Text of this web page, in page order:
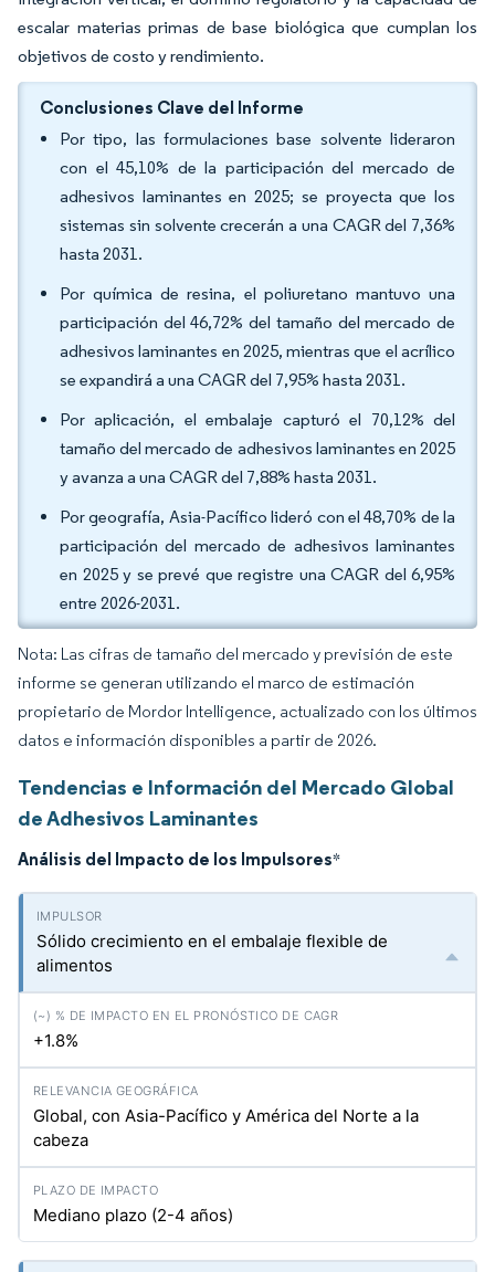
escalar materias primas de base biológica que cumplan los
objetivos de costo y rendimiento.
Conclusiones Clave del Informe
Por tipo, las formulaciones base solvente lideraron
con el 45,10% de la participación del mercado de
adhesivos laminantes en 2025; se proyecta que los
sistemas sin solvente crecerán a una CAGR del 7,36%
hasta 2031.
Por química de resina, el poliuretano mantuvo una
participación del 46,72% del tamaño del mercado de
adhesivos laminantes en 2025, mientras que el acrílico
se expandirá a una CAGR del 7,95% hasta 2031.
Por aplicación, el embalaje capturó el 70,12% del
tamaño del mercado de adhesivos laminantes en 2025
y avanza a una CAGR del 7,88% hasta 2031.
Por geografía, Asia-Pacífico lideró con el 48,70% de la
participación del mercado de adhesivos laminantes
en 2025 y se prevé que registre una CAGR del 6,95%
entre 2026-2031.
Nota: Las cifras de tamaño del mercado y previsión de este
informe se generan utilizando el marco de estimación
propietario de Mordor Intelligence, actualizado con los últimos
datos e información disponibles a partir de 2026.
Tendencias e Información del Mercado Global
de Adhesivos Laminantes
Análisis del Impacto de los Impulsores*
Sólido crecimiento en el embalaje flexible de
alimentos
+1.8%
Global, con Asia-Pacífico y América del Norte a la
cabeza
Mediano plazo (2-4 años)